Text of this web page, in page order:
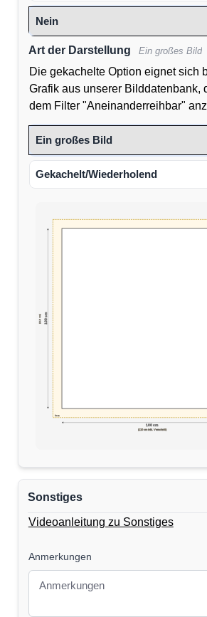
Nein
Art der Darstellung Ein großes Bild
Die gekachelte Option eignet sich
Grafik aus unserer Bilddatenbank,
dem Filter "Aneinanderreihbar"
Ein großes Bild
Gekachelt/Wiederholend
100 cm
(110 cm inkl. Verschnitt)
100 cm
(110 cm)
5cm
Sonstiges
Videoanleitung zu Sonstiges
Anmerkungen